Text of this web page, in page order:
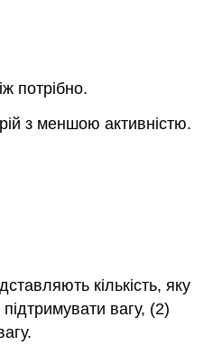
потрібно.
з меншою активністю.
кількість, яку
вагу, (2)